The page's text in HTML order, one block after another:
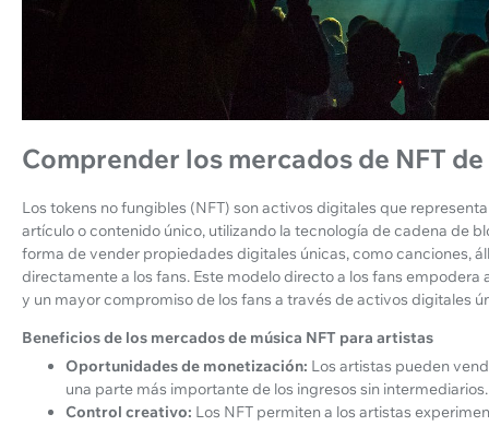
Comprender los mercados de NFT
Los tokens no fungibles (NFT) son activos digitales que
artículo o contenido único, utilizando la tecnología de cadena de
forma de vender propiedades digitales únicas, como canciones,
directamente a los fans. Este modelo directo a los fans
y un mayor compromiso de los fans a través de activos digitales
Beneficios de los mercados de música NFT para artistas
Oportunidades de monetización: Los artistas pueden
una parte más importante de los ingresos sin intermediarios.
Control creativo: Los NFT permiten a los artistas